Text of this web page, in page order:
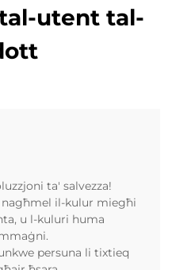
utent tal-
ta' salvezza!
il-kulur miegħi
u l-kuluri huma
persuna li tixtieq